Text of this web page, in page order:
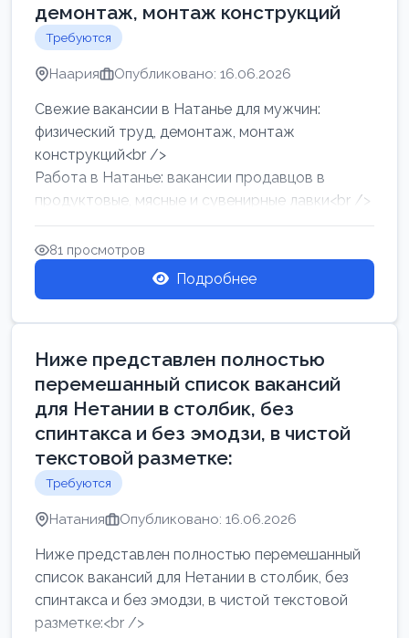
демонтаж, монтаж конструкций
Требуются
Наария Опубликовано: 16.06.2026
Свежие вакансии в Натанье для мужчин:
физический труд, демонтаж, монтаж
конструкций<br />
Работа в Натанье: вакансии продавцов в
продуктовые, мясные и сувенирные лавки<br />
Разнорабочий на сборку м...
81 просмотров
Подробнее
Ниже представлен полностью
перемешанный список вакансий
для Нетании в столбик, без
спинтакса и без эмодзи, в чистой
текстовой разметке:
Требуются
Натания Опубликовано: 16.06.2026
Ниже представлен полностью перемешанный
список вакансий для Нетании в столбик, без
спинтакса и без эмодзи, в чистой текстовой
разметке:<br />